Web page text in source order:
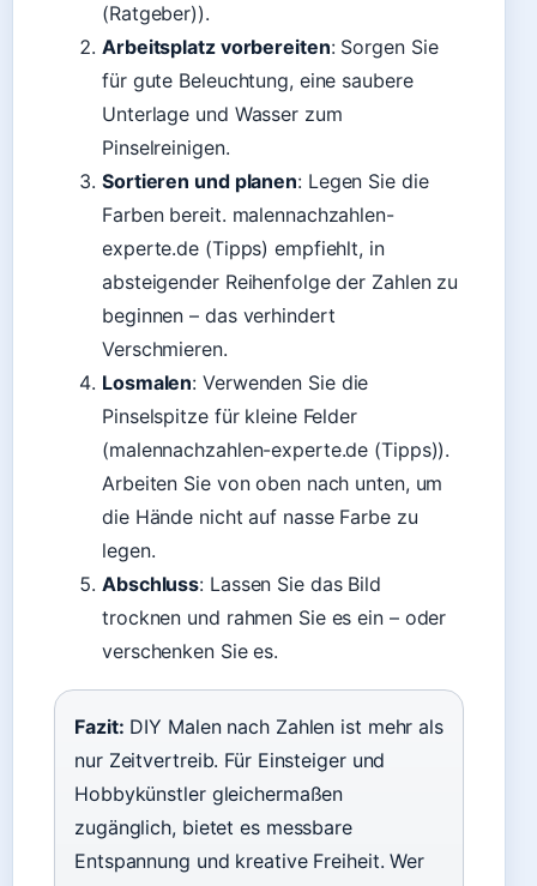
(Ratgeber)).
Arbeitsplatz vorbereiten: Sorgen Sie
für gute Beleuchtung, eine saubere
Unterlage und Wasser zum
Pinselreinigen.
Sortieren und planen: Legen Sie die
Farben bereit. malennachzahlen-
experte.de (Tipps) empfiehlt, in
absteigender Reihenfolge der Zahlen zu
beginnen – das verhindert
Verschmieren.
Losmalen: Verwenden Sie die
Pinselspitze für kleine Felder
(malennachzahlen-experte.de (Tipps)).
Arbeiten Sie von oben nach unten, um
die Hände nicht auf nasse Farbe zu
legen.
Abschluss: Lassen Sie das Bild
trocknen und rahmen Sie es ein – oder
verschenken Sie es.
Fazit: DIY Malen nach Zahlen ist mehr als
nur Zeitvertreib. Für Einsteiger und
Hobbykünstler gleichermaßen
zugänglich, bietet es messbare
Entspannung und kreative Freiheit. Wer